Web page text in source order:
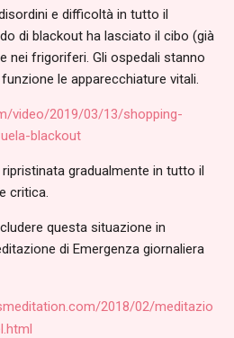
e difficoltà in tutto il
di blackout ha lasciato il cibo (già
nei frigoriferi. Gli ospedali stanno
le apparecchiature vitali.
video/2019/03/13/shopping-
blackout
gradualmente in tutto il
critica.
questa situazione in
di Emergenza giornaliera
2018/02/meditazio